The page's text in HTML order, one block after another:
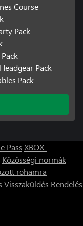
Course
Pack
Pack
Pack
Pass XBOX-
Közösségi normák
rohamra
Visszaküldés Rendelés